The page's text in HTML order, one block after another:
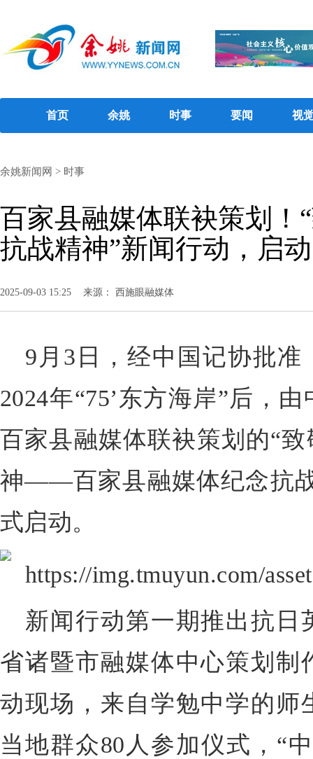
首页 余姚 时事 要闻 视
余姚新闻网 > 时事
百家县融媒体联袂策划！
抗战精神”新闻行动，启
2025-09-03 15:25 来源： 西施眼融媒体
9月3日，经中国记协批准
2024年“75’东方海岸”后，
百家县融媒体联袂策划的“
神——百家县融媒体纪念抗
式启动。
新闻行动第一期推出抗日
省诸暨市融媒体中心策划制
动现场，来自学勉中学的师
当地群众80人参加仪式，“